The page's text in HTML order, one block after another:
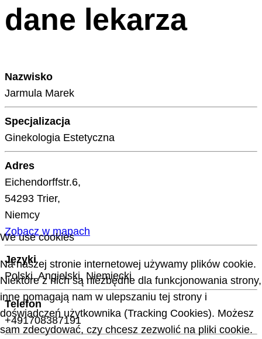
dane lekarza
Nazwisko
Jarmula Marek
Specjalizacja
Ginekologia Estetyczna
Adres
Eichendorffstr.6,
54293 Trier,
Niemcy
Zobacz w mapach
Języki
Polski, Angielski, Niemiecki
Telefon
+491708387191
We use cookies
Na naszej stronie internetowej używamy plików cookie.
Niektóre z nich są niezbędne dla funkcjonowania strony,
inne pomagają nam w ulepszaniu tej strony i
doświadczeń użytkownika (Tracking Cookies). Możesz
sam zdecydować, czy chcesz zezwolić na pliki cookie.